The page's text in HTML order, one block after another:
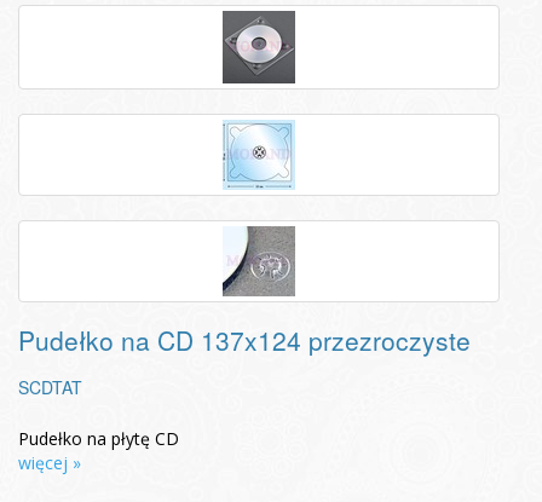
Pudełko na CD 137x124 przezroczyste
SCDTAT
Pudełko na płytę CD
więcej »